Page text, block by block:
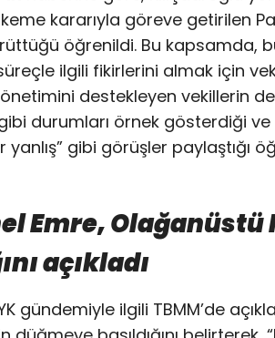
kararıyla göreve getirilen
öğrenildi. Bu kapsamda,
ilgili fikirlerini almak için
destekleyen vekillerin
durumları örnek gösterdiği
yanlış” gibi görüşler paylaştığı
Emre,
açıkladı
gündemiyle ilgili TBMM’de